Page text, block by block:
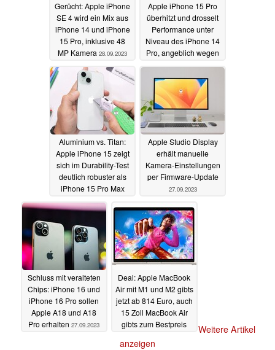
Gerücht: Apple iPhone
SE 4 wird ein Mix aus
iPhone 14 und iPhone
15 Pro, inklusive 48
MP Kamera 28.09.2023
Apple iPhone 15 Pro
überhitzt und drosselt
Performance unter
Niveau des iPhone 14
Pro, angeblich wegen
28.09.2023
Aluminium vs. Titan:
Apple iPhone 15 zeigt
sich im Durability-Test
deutlich robuster als
iPhone 15 Pro Max
27.09.2023
Apple Studio Display
erhält manuelle
Kamera-Einstellungen
per Firmware-Update
27.09.2023
Schluss mit veralteten
Chips: iPhone 16 und
iPhone 16 Pro sollen
Apple A18 und A18
Pro erhalten 27.09.2023
Deal: Apple MacBook
Air mit M1 und M2 gibts
jetzt ab 814 Euro, auch
15 Zoll MacBook Air
gibts zum Bestpreis
Weitere Artikel
anzeigen